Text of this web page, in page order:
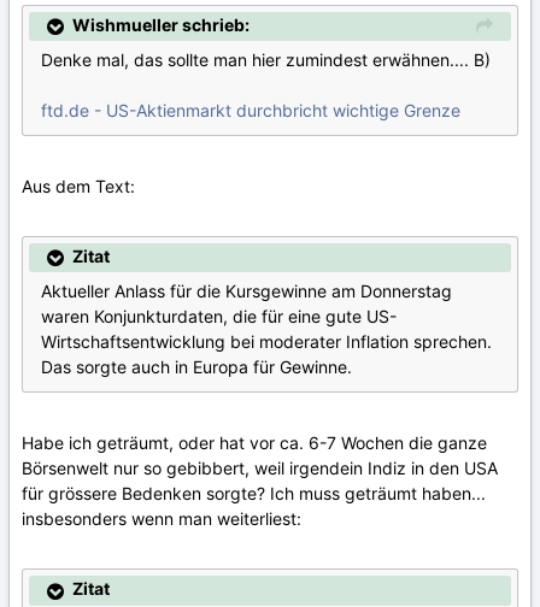
Wishmueller schrieb:
Denke mal, das sollte man hier zumindest erwähnen.... B)
ftd.de - US-Aktienmarkt durchbricht wichtige Grenze
Aus dem Text:
Zitat
Aktueller Anlass für die Kursgewinne am Donnerstag
waren Konjunkturdaten, die für eine gute US-
Wirtschaftsentwicklung bei moderater Inflation sprechen.
Das sorgte auch in Europa für Gewinne.
Habe ich geträumt, oder hat vor ca. 6-7 Wochen die ganze
Börsenwelt nur so gebibbert, weil irgendein Indiz in den USA
für grössere Bedenken sorgte? Ich muss geträumt haben...
insbesonders wenn man weiterliest:
Zitat